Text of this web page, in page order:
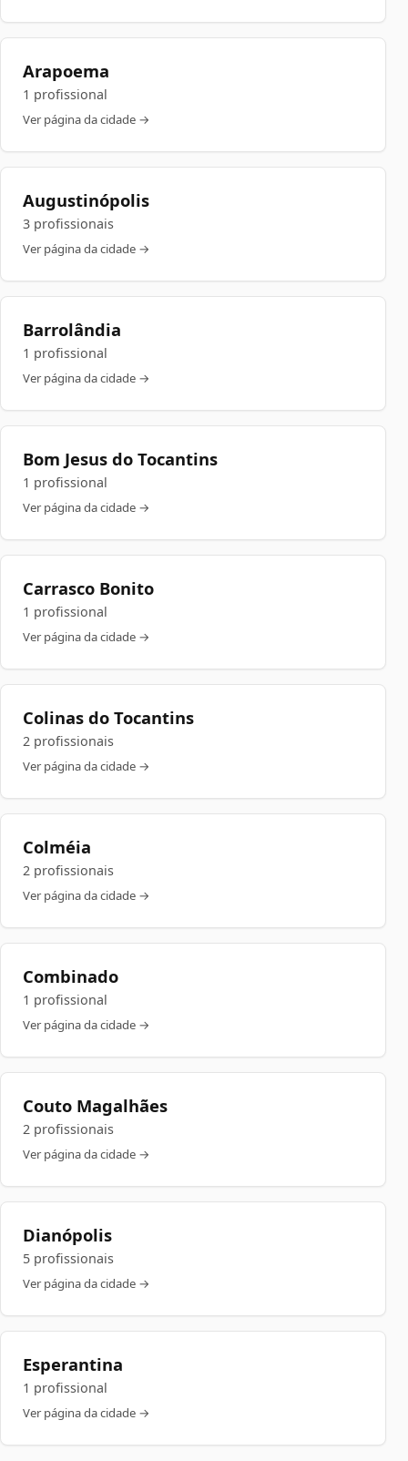
Arapoema
1 profissional
Ver página da cidade →
Augustinópolis
3 profissionais
Ver página da cidade →
Barrolândia
1 profissional
Ver página da cidade →
Bom Jesus do Tocantins
1 profissional
Ver página da cidade →
Carrasco Bonito
1 profissional
Ver página da cidade →
Colinas do Tocantins
2 profissionais
Ver página da cidade →
Colméia
2 profissionais
Ver página da cidade →
Combinado
1 profissional
Ver página da cidade →
Couto Magalhães
2 profissionais
Ver página da cidade →
Dianópolis
5 profissionais
Ver página da cidade →
Esperantina
1 profissional
Ver página da cidade →